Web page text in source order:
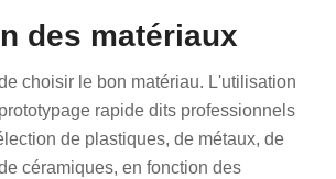
des matériaux
de choisir le bon matériau. L'utilisation
rapide dits professionnels
de plastiques, de métaux, de
céramiques, en fonction des